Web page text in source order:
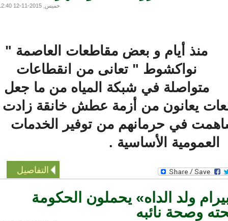
خميس, 2015-11-12 12:40
منذ أيام و بعض مقاطعات العاصمة "
نواكشوط " تعانى من انقطاعات
متواصلة في شبكة المياه من ما جعل
يعانون من أزمة عطش خانقة زادت
في حرمانهم من توفير الخدمات
الأساسية .
التفاصيل
ولد الداه» يحملون الحكومة
وصحة نائبه